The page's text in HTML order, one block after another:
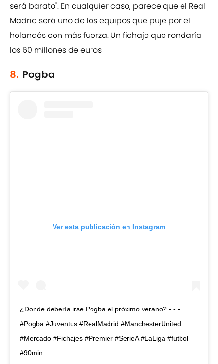
será barato". En cualquier caso, parece que el Real
Madrid será uno de los equipos que puje por el
holandés con más fuerza. Un fichaje que rondaría
los 60 millones de euros
8. Pogba
Ver esta publicación en Instagram
¿Donde debería irse Pogba el próximo verano? - - -
#Pogba #Juventus #RealMadrid #ManchesterUnited
#Mercado #Fichajes #Premier #SerieA #LaLiga #futbol
#90min